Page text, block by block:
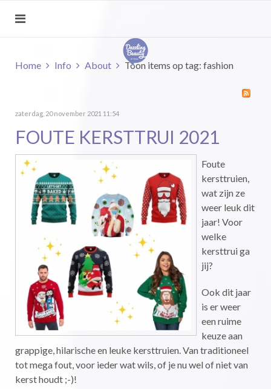
Home Info About Toon items op tag: fashion
zaterdag, 20 november 2021 11:54
FOUTE KERSTTRUI 2021
Foute
kersttruien,
wat zijn ze
weer leuk dit
jaar! Voor
welke
kersttrui ga
jij?
Ook dit jaar
is er weer
een ruime
keuze aan
grappige, hilarische en leuke kersttruien. Van traditioneel
tot mega fout, voor ieder wat wils, of je nu wel of niet van
kerst houdt ;-)!